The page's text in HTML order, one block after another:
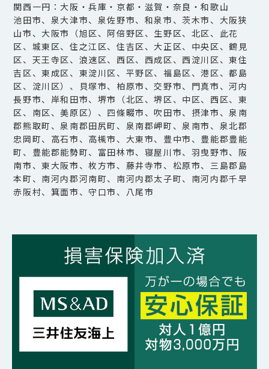
関西一円：大阪・兵庫・京都・滋賀・奈良・和歌山
池田市、泉大津市、泉佐野市、和泉市、茨木市、大阪狭
山市、大阪市（旭区、阿倍野区、生野区、北区、此花
区、城東区、住之江区、住吉区、大正区、中央区、鶴見
区、天王寺区、浪速区、西区、西成区、西淀川区、東住
吉区、東成区、東淀川区、平野区、福島区、港区、都島
区、淀川区）、貝塚市、柏原市、交野市、門真市、河内
長野市、岸和田市、堺市（北区、堺区、中区、西区、東
区、南区、美原区）、四條畷市、吹田市、摂津市、泉南
郡熊取町、泉南郡田尻町、泉南郡岬町、泉南市、泉北郡
忠岡町、高石市、高槻市、大東市、豊中市、豊能郡豊能
町、豊能郡能勢町、富田林市、寝屋川市、羽曳野市、阪
南市、東大阪市、枚方市、藤井寺市、松原市、三島郡島
本町、南河内郡河南町、南河内郡太子町、南河内郡千早
赤阪村、箕面市、守口市、八尾市